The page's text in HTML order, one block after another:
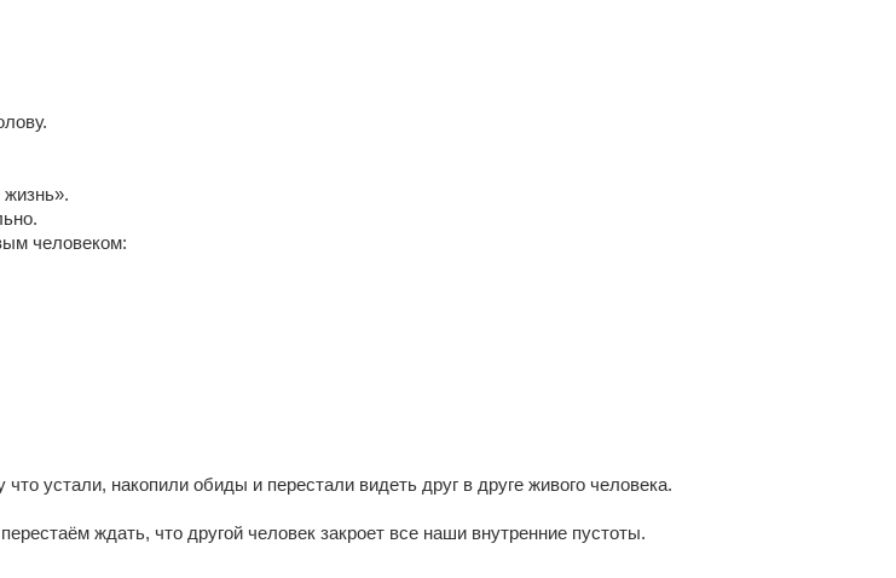
человеком:
устали, накопили обиды и перестали видеть друг в друге живого человека.
ждать, что другой человек закроет все наши внутренние пустоты.